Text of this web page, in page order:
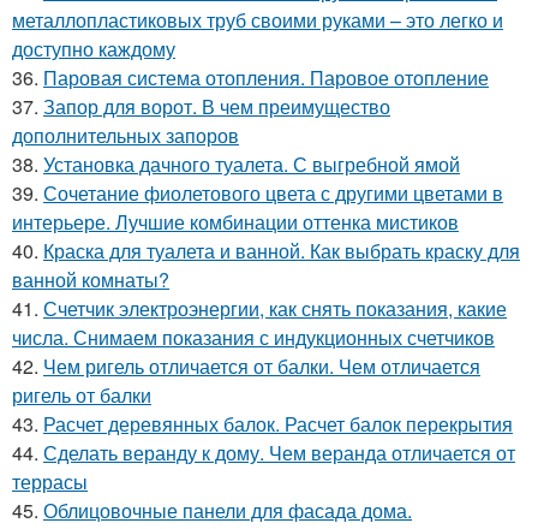
металлопластиковых труб своими руками – это легко и
доступно каждому
36. Паровая система отопления. Паровое отопление
37. Запор для ворот. В чем преимущество
дополнительных запоров
38. Установка дачного туалета. С выгребной ямой
39. Сочетание фиолетового цвета с другими цветами в
интерьере. Лучшие комбинации оттенка мистиков
40. Краска для туалета и ванной. Как выбрать краску для
ванной комнаты?
41. Счетчик электроэнергии, как снять показания, какие
числа. Снимаем показания с индукционных счетчиков
42. Чем ригель отличается от балки. Чем отличается
ригель от балки
43. Расчет деревянных балок. Расчет балок перекрытия
44. Сделать веранду к дому. Чем веранда отличается от
террасы
45. Облицовочные панели для фасада дома.